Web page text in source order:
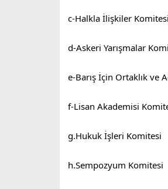
c-Halkla İlişkiler
d-Askeri Yarışmalar
e-Barış İçin Ortaklık ve
f-Lisan Akademisi
g.Hukuk İşleri Komitesi
h.Sempozyum Komitesi